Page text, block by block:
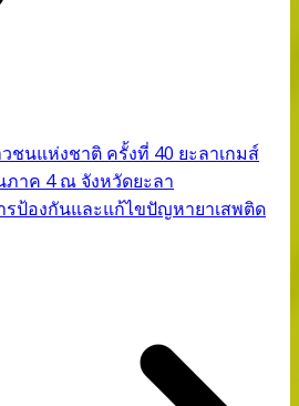
ชนแห่งชาติ ครั้งที่ 40 ยะลาเกมส์
าค 4 ณ จังหวัดยะลา
รป้องกันและแก้ไขปัญหายาเสพติด